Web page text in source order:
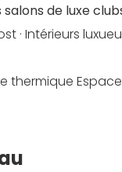
salons de luxe
· Intérieurs
thermique